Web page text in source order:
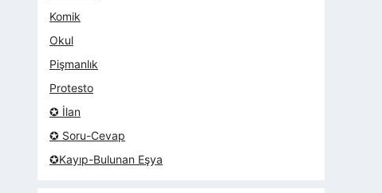
Komik
Okul
Pişmanlık
Protesto
✪ İlan
✪ Soru-Cevap
✪Kayıp-Bulunan Eşya